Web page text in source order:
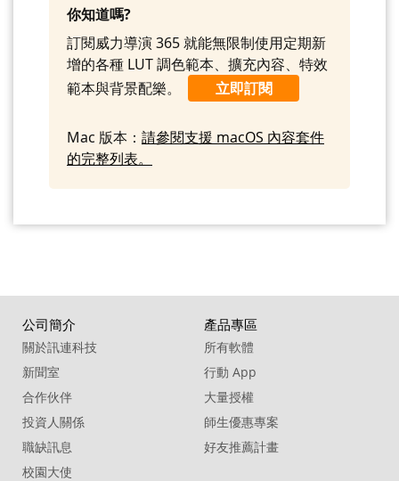
10. Sound Effect - Haunted Strings
Sinister
11. Sound Effect - Haunted Strings Tinkle
Sequence
12. Sound Effect - Mysterious Danger
13. Sound Effect - Shocked Brass Reverb
14. Sound Effect - Shocked Brass
18. Sound Effect - Thunder Oneshot
19. Sound Effect - Thunder Oneshot
20. Sound Effect - Uncomfortable
Tension
你知道嗎?
訂閱威力導演 365 就能無限制使用定期新
增的各種 LUT 調色範本、擴充內容、特效
範本與背景配樂。
立即訂閱
Mac 版本： 請參閱支援 macOS 內容套件
的完整列表。
公司簡介
關於訊連科技
新聞室
合作伙伴
投資人關係
職缺訊息
校園大使
產品專區
所有軟體
行動 App
大量授權
師生優惠專案
好友推薦計畫